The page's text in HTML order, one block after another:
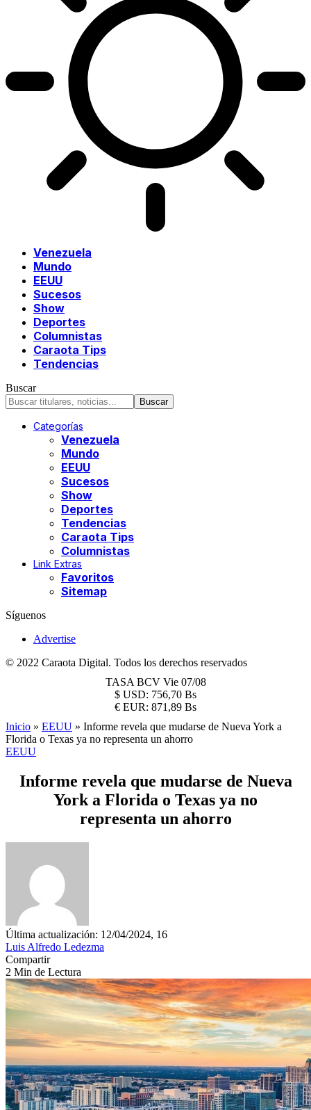
Venezuela
Mundo
EEUU
Sucesos
Show
Deportes
Columnistas
Caraota Tips
Tendencias
Buscar
Categorías
Venezuela
Mundo
EEUU
Sucesos
Show
Deportes
Tendencias
Caraota Tips
Columnistas
Link Extras
Favoritos
Sitemap
Síguenos
Advertise
© 2022 Caraota Digital. Todos los derechos reservados
TASA BCV Vie 07/08
$ USD: 756,70 Bs
€ EUR: 871,89 Bs
Inicio » EEUU » Informe revela que mudarse de Nueva York a
Florida o Texas ya no representa un ahorro
EEUU
Informe revela que mudarse de Nueva
York a Florida o Texas ya no
representa un ahorro
Última actualización: 12/04/2024, 16
Luis Alfredo Ledezma
Compartir
2 Min de Lectura